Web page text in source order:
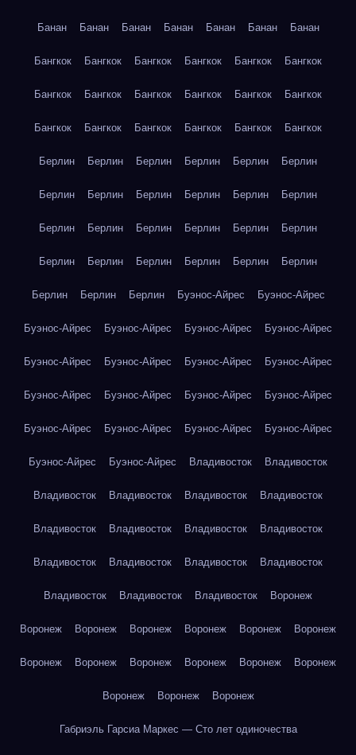
Банан Банан Банан Банан Банан Банан Банан
Бангкок Бангкок Бангкок Бангкок Бангкок Бангкок
Бангкок Бангкок Бангкок Бангкок Бангкок Бангкок
Бангкок Бангкок Бангкок Бангкок Бангкок Бангкок
Берлин Берлин Берлин Берлин Берлин Берлин
Берлин Берлин Берлин Берлин Берлин Берлин
Берлин Берлин Берлин Берлин Берлин Берлин
Берлин Берлин Берлин Берлин Берлин Берлин
Берлин Берлин Берлин Буэнос-Айрес Буэнос-Айрес
Буэнос-Айрес Буэнос-Айрес Буэнос-Айрес Буэнос-Айрес
Буэнос-Айрес Буэнос-Айрес Буэнос-Айрес Буэнос-Айрес
Буэнос-Айрес Буэнос-Айрес Буэнос-Айрес Буэнос-Айрес
Буэнос-Айрес Буэнос-Айрес Буэнос-Айрес Буэнос-Айрес
Буэнос-Айрес Буэнос-Айрес Владивосток Владивосток
Владивосток Владивосток Владивосток Владивосток
Владивосток Владивосток Владивосток Владивосток
Владивосток Владивосток Владивосток Владивосток
Владивосток Владивосток Владивосток Воронеж
Воронеж Воронеж Воронеж Воронеж Воронеж Воронеж
Воронеж Воронеж Воронеж Воронеж Воронеж Воронеж
Воронеж Воронеж Воронеж
Габриэль Гарсиа Маркес — Сто лет одиночества